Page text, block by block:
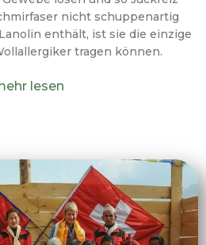
nicht schuppenartig
enthält, ist sie die einzige
tragen können.
lesen